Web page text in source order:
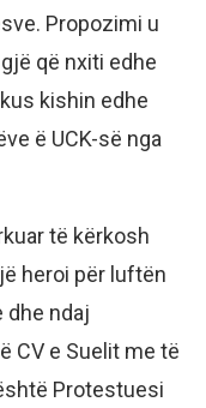
Propozimi u
që nxiti edhe
kishin edhe
ë UCK-së nga
të kërkosh
heroi për luftën
ndaj
CV e Suelit me të
Protestuesi